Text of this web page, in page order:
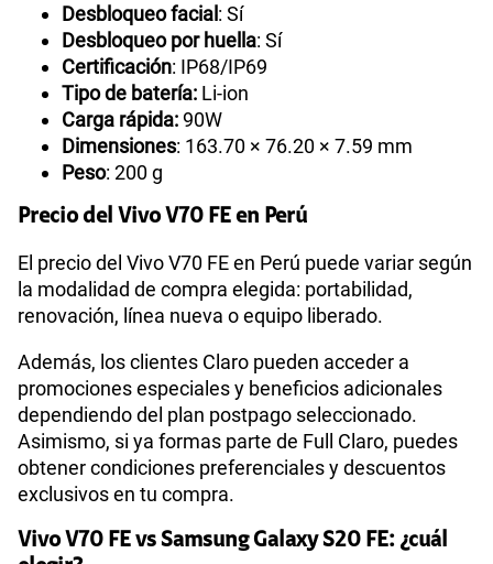
Desbloqueo facial: Sí
Desbloqueo por huella: Sí
Certificación: IP68/IP69
Tipo de batería: Li-ion
Carga rápida:90W
Dimensiones: 163.70 × 76.20 × 7.59 mm
Peso: 200 g
Precio del Vivo V70 FE en Perú
El precio del Vivo V70 FE en Perú puede variar según
la modalidad de compra elegida: portabilidad,
renovación, línea nueva o equipo liberado.
Además, los clientes Claro pueden acceder a
promociones especiales y beneficios adicionales
dependiendo del plan postpago seleccionado.
Asimismo, si ya formas parte de Full Claro, puedes
obtener condiciones preferenciales y descuentos
exclusivos en tu compra.
Vivo V70 FE vs Samsung Galaxy S20 FE: ¿cuál